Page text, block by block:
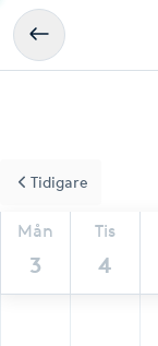
Mån
3
Tis
4
Tidigare